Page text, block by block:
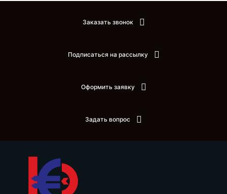
Заказать звонок
Подписаться на рассылку
Оформить заявку
Задать вопрос